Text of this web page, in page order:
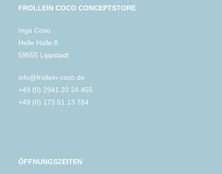
FROLLEIN COCO CONCEPTSTORE
Inga Coso
Helle Halle 8
59555 Lippstadt
info@frollein-coco.de
+49 (0) 2941 20 24 455
+49 (0) 173 51 13 784
ÖFFNUNGSZEITEN